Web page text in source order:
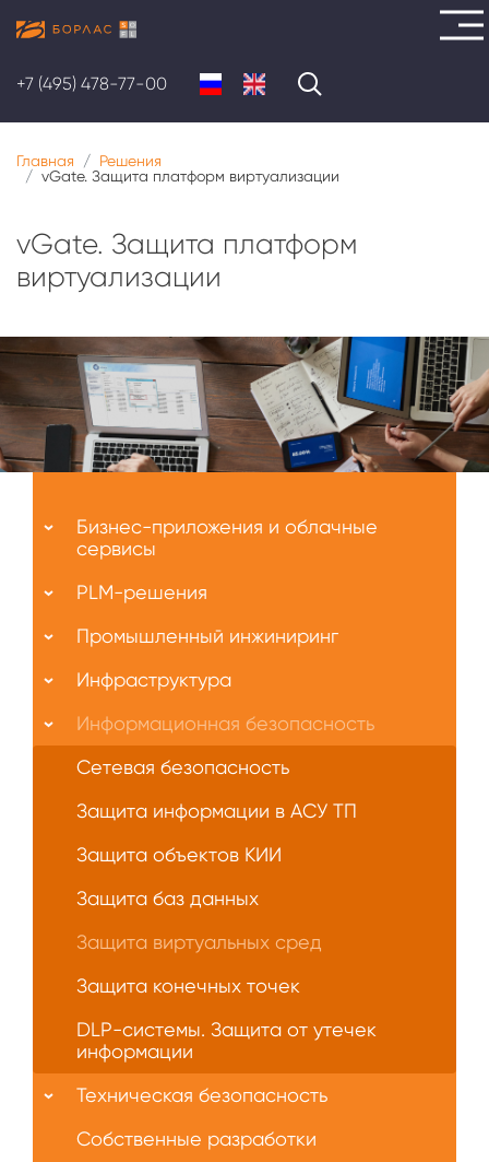
основному
содержанию
+7 (495) 478-77-00
Главная
Решения
vGate. Защита платформ виртуализации
vGate. Защита платформ
виртуализации
нас
Бизнес-приложения и облачные
сервисы
PLM-решения
Промышленный инжиниринг
Инфраструктура
Информационная безопасность
Сетевая безопасность
Защита информации в АСУ ТП
Защита объектов КИИ
Защита баз данных
Защита виртуальных сред
Защита конечных точек
DLP-системы. Защита от утечек
информации
Техническая безопасность
Собственные разработки